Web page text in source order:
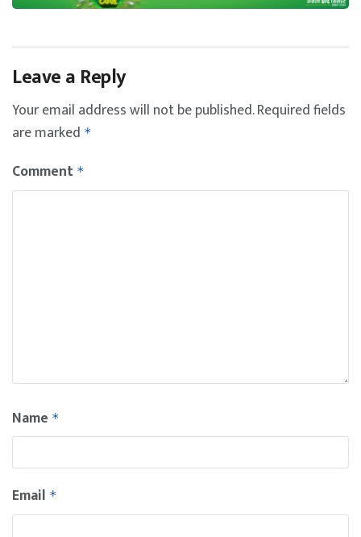
Leave a Reply
Your email address will not be published.Required fields
are marked *
Comment *
Name *
Email *